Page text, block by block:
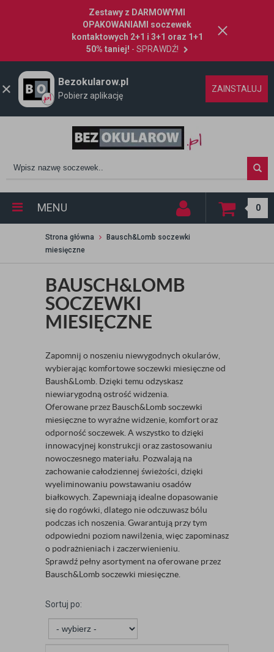
Zestawy z DARMOWYMI
OPAKOWANIAMI soczewek
kontaktowych 2+1 i 3+1 oraz 1+1
50% taniej! - SPRAWDŹ!
Bezokularow.pl
Pobierz aplikację
ZAINSTALUJ
MENU 0
Strona główna
Bausch&Lomb soczewki
miesięczne
BAUSCH&LOMB
SOCZEWKI
MIESIĘCZNE
Zapomnij o noszeniu niewygodnych okularów,
wybierając komfortowe soczewki miesięczne od
Baush&Lomb. Dzięki temu odzyskasz
niewiarygodną ostrość widzenia.
Oferowane przez Bausch&Lomb soczewki
miesięczne to wyraźne widzenie, komfort oraz
odporność soczewek. A wszystko to dzięki
innowacyjnej konstrukcji oraz zastosowaniu
nowoczesnego materiału. Pozwalają na
zachowanie całodziennej świeżości, dzięki
wyeliminowaniu powstawaniu osadów
białkowych. Zapewniają idealne dopasowanie
się do rogówki, dlatego nie odczuwasz bólu
podczas ich noszenia. Gwarantują przy tym
odpowiedni poziom nawilżenia, więc zapominasz
o podrażnieniach i zaczerwienieniu.
Sprawdź pełny asortyment na oferowane przez
Bausch&Lomb soczewki miesięczne.
Sortuj po: